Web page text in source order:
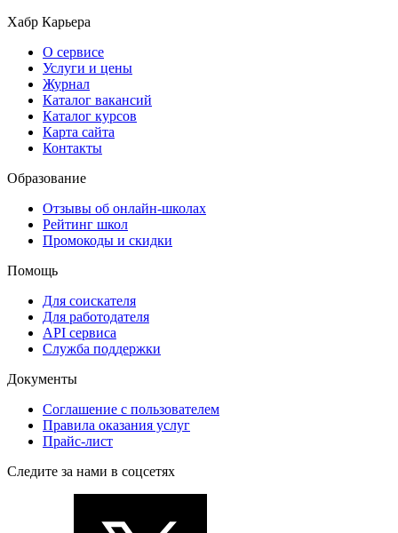
Хабр Карьера
О сервисе
Услуги и цены
Журнал
Каталог вакансий
Каталог курсов
Карта сайта
Контакты
Образование
Отзывы об онлайн-школах
Рейтинг школ
Промокоды и скидки
Помощь
Для соискателя
Для работодателя
API сервиса
Служба поддержки
Документы
Соглашение с пользователем
Правила оказания услуг
Прайс-лист
Следите за нами в соцсетях